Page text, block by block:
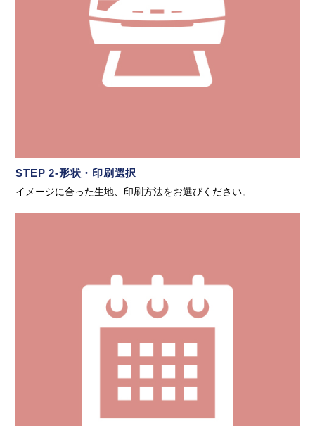
STEP 2-形状・印刷選択
イメージに合った生地、印刷方法をお選びください。